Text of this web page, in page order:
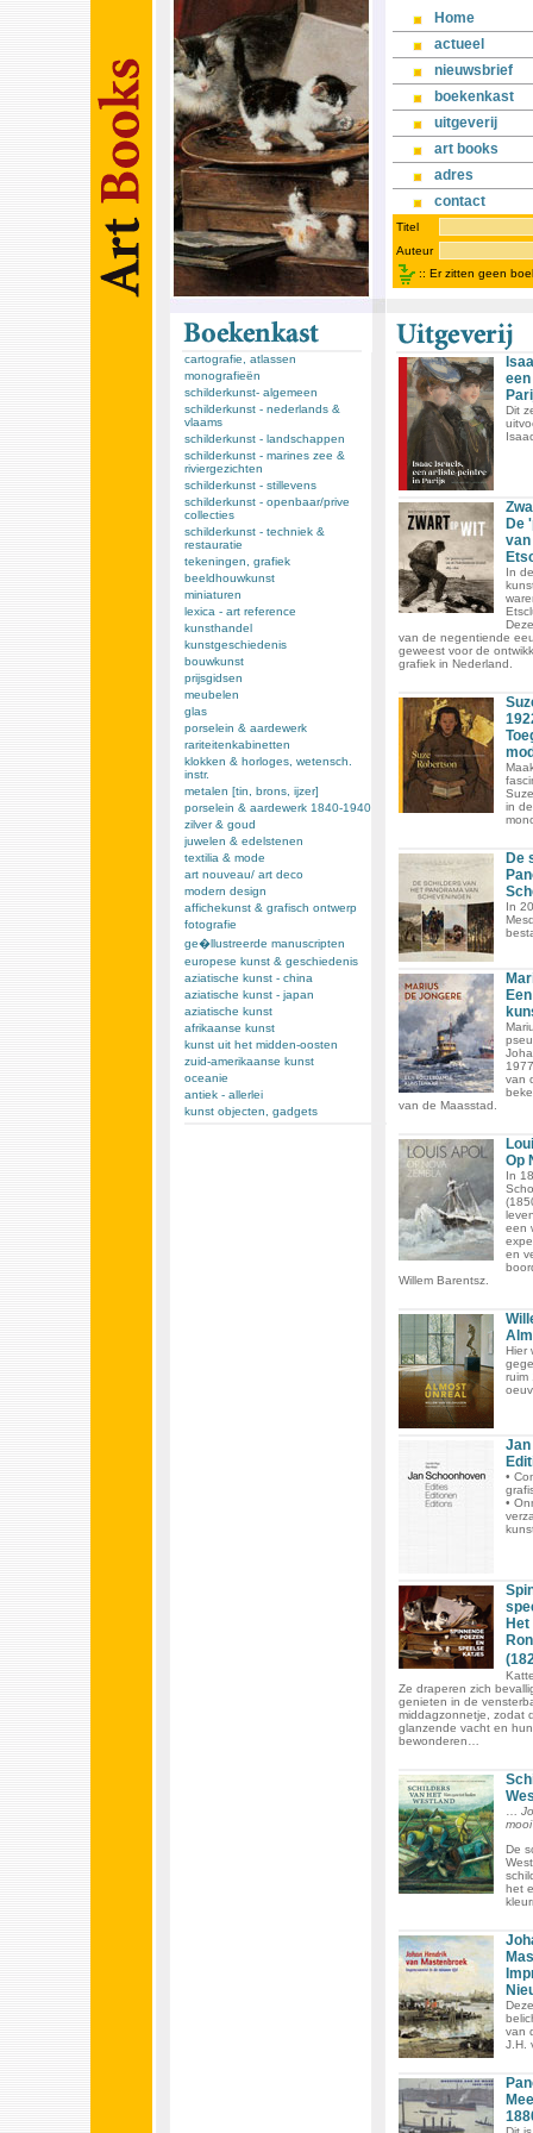
Home
actueel
nieuwsbrief
boekenkast
uitgeverij
art books
adres
contact
Titel
Auteur
:: Er zitten geen
cartografie, atlassen
monografieën
schilderkunst- algemeen
schilderkunst - nederlands &
vlaams
schilderkunst - landschappen
schilderkunst - marines zee &
riviergezichten
schilderkunst - stillevens
schilderkunst - openbaar/prive
collecties
schilderkunst - techniek &
restauratie
tekeningen, grafiek
beeldhouwkunst
miniaturen
lexica - art reference
kunsthandel
kunstgeschiedenis
bouwkunst
prijsgidsen
meubelen
glas
porselein & aardewerk
rariteitenkabinetten
klokken & horloges, wetensch.
instr.
metalen [tin, brons, ijzer]
porselein & aardewerk 1840-1940
zilver & goud
juwelen & edelstenen
textilia & mode
art nouveau/ art deco
modern design
affichekunst & grafisch ontwerp
fotografie
ge�llustreerde manuscripten
europese kunst & geschiedenis
aziatische kunst - china
aziatische kunst - japan
aziatische kunst
afrikaanse kunst
kunst uit het midden-oosten
zuid-amerikaanse kunst
oceanie
antiek - allerlei
kunst objecten, gadgets
Dit
De
van
In
van de negentiende
geweest voor de
grafiek in Nederland.
in
De
In
van
van de Maasstad.
Op
In
een
en
Willem Barentsz.
Hier
ruim
Jan
•
•
Ze draperen zich
genieten in de
middagzonnetje, zodat
glanzende vacht en
bewonderen…
mooi
De
het
van
J.H.